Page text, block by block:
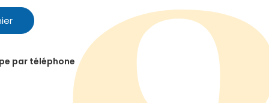
par téléphone